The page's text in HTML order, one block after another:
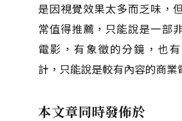
是因視覺效果太多而乏味，
常值得推薦，只能說是一部
電影，有象徵的分鏡，也
計，只能說是較有內容的商業
本文章同時發佈於